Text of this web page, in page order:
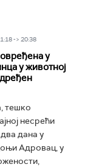
-> 20:38
у
у животној
тешко
несрећи
дана у
Адровац, у